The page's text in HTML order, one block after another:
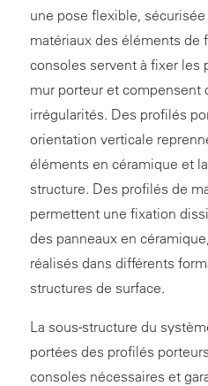
une pose flexible,
matériaux des éléments de
consoles servent à fixer les
mur porteur et compensent
irrégularités. Des profilés
orientation verticale
éléments en céramique et
structure. Des profilés de
permettent une fixation
des panneaux en
réalisés dans différents
structures de surface.
La sous-structure du
portées des profilés
consoles nécessaires et